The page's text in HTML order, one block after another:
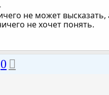
не может высказать,
не хочет понять.
0